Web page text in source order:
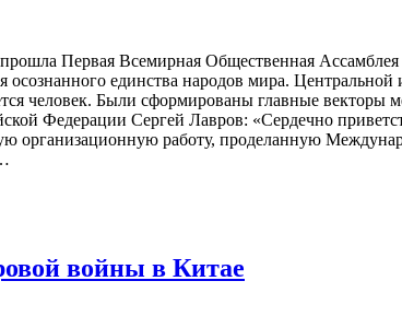
Первая Всемирная Общественная
единства народов мира.
человек. Были сформированы главные
Федерации Сергей Лавров: «Сердечно
организационную работу, проделанную
войны в Китае